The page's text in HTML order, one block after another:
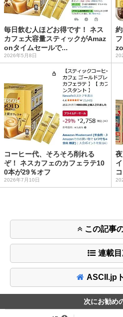
毎日飲む人ほどお得です！ ネス
カフェ大容量スティックがAmaz
onタイムセールで...
2026年5月8日
コーヒー代、そろそろ削れる
ぞ！ ネスカフェのカフェラテ10
0本が29％オフ
2026年7月10日
この記事
連載
ASCII.jp
次にお勧め